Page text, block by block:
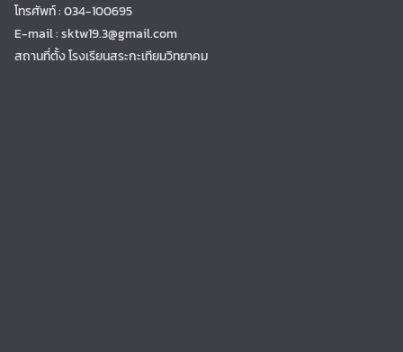
โทรศัพท์ : 034-100695
E-mail : sktw19.3@gmail.com
สถานที่ตั้ง โรงเรียนสระกะเทียมวิทยาคม